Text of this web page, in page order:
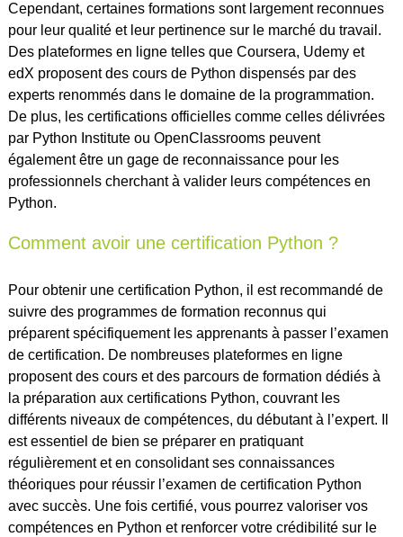
Cependant, certaines formations sont largement reconnues
pour leur qualité et leur pertinence sur le marché du travail.
Des plateformes en ligne telles que Coursera, Udemy et
edX proposent des cours de Python dispensés par des
experts renommés dans le domaine de la programmation.
De plus, les certifications officielles comme celles délivrées
par Python Institute ou OpenClassrooms peuvent
également être un gage de reconnaissance pour les
professionnels cherchant à valider leurs compétences en
Python.
Comment avoir une certification Python ?
Pour obtenir une certification Python, il est recommandé de
suivre des programmes de formation reconnus qui
préparent spécifiquement les apprenants à passer l’examen
de certification. De nombreuses plateformes en ligne
proposent des cours et des parcours de formation dédiés à
la préparation aux certifications Python, couvrant les
différents niveaux de compétences, du débutant à l’expert. Il
est essentiel de bien se préparer en pratiquant
régulièrement et en consolidant ses connaissances
théoriques pour réussir l’examen de certification Python
avec succès. Une fois certifié, vous pourrez valoriser vos
compétences en Python et renforcer votre crédibilité sur le